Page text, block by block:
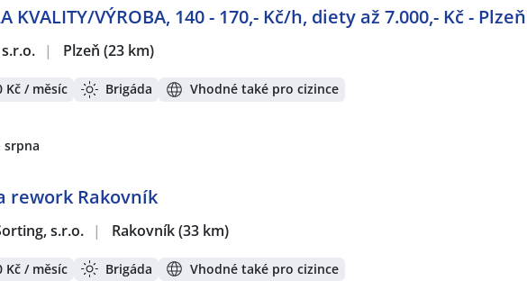
KVALITY/VÝROBA, 140 - 170,- Kč/h, diety až 7.000,- Kč -
| Plzeň (23 km)
Kč / měsíc Brigáda Vhodné také pro cizince
srpna
rework Rakovník
s.r.o. | Rakovník(33 km)
Kč / měsíc Brigáda Vhodné také pro cizince